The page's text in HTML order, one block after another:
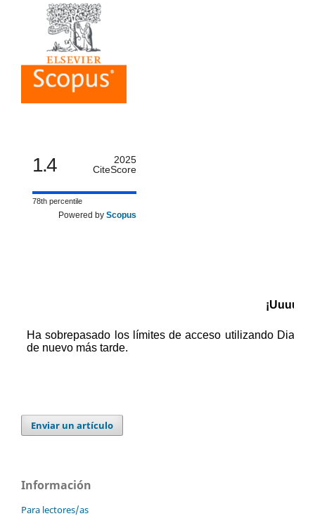
1.4
2025
CiteScore
78th percentile
Powered by Scopus
Enviar un artículo
Información
Para lectores/as